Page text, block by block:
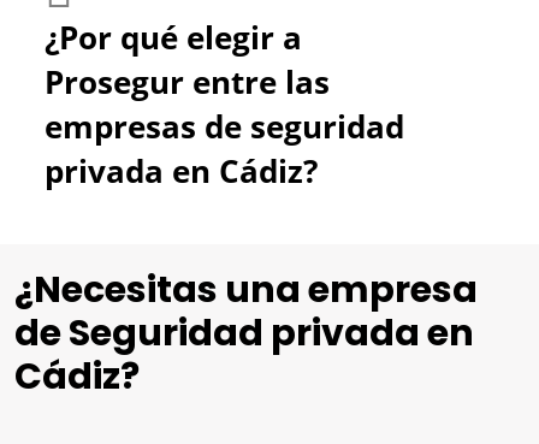
¿Por qué elegir a
Prosegur entre las
empresas de seguridad
privada en Cádiz?
¿Necesitas una empresa
de Seguridad privada en
Cádiz?